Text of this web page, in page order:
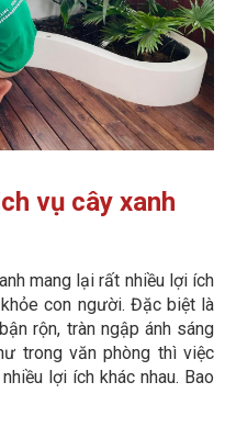
vụ cây xanh
mang lại rất nhiều lợi ích
con người. Đặc biệt là
rộn, tràn ngập ánh sáng
trong văn phòng thì việc
lợi ích khác nhau. Bao